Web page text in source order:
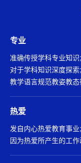
专业
准确传授学科专业知识;
对于学科知识深度探索;
教学语言规范教姿教
热爱
发自内心热爱教育事业;
因为热爱所产生的工